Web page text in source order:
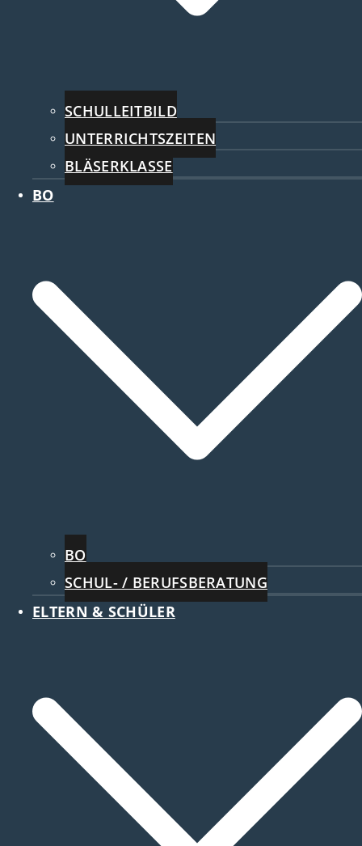
SCHULLEITBILD
UNTERRICHTSZEITEN
BLÄSERKLASSE
BO
BO
SCHUL- / BERUFSBERATUNG
ELTERN & SCHÜLER